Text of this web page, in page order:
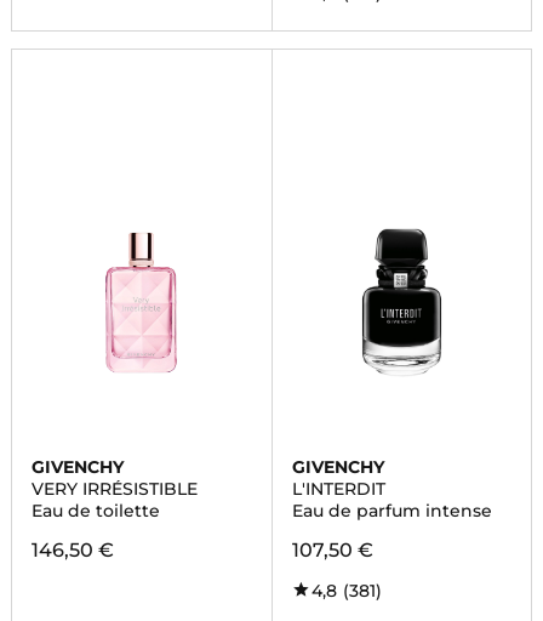
GIVENCHY
VERY IRRÉSISTIBLE
Eau de toilette
146,50 €
GIVENCHY
L'INTERDIT
Eau de parfum intense
107,50 €
4,8 (381)